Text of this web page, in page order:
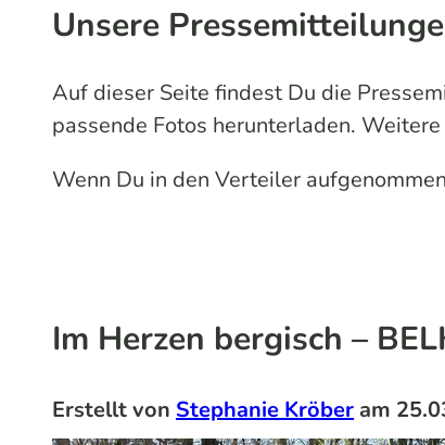
Unsere
Auf dieser Seite findest Du die
passende Fotos herunterladen.
Wenn Du in den Verteiler
Im Herzen bergisch –
Erstellt von Stephanie Kröber am